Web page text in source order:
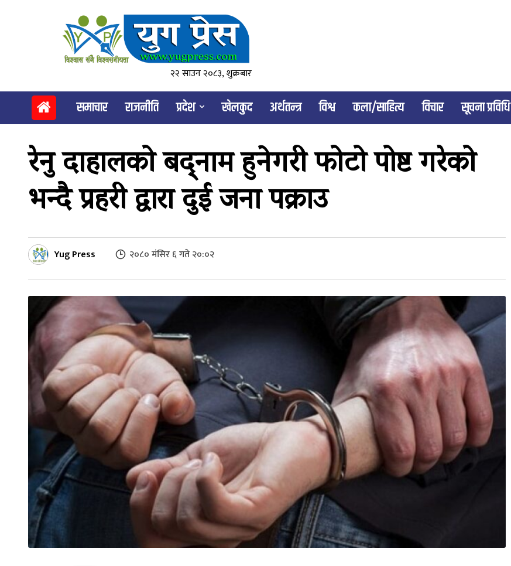
२२ साउन २०८३, शुक्रबार
समाचार राजनीति प्रदेश खेलकुद अर्थतन्त्र विश्व कला/साहित्य विचार सूचना प्रविधि
रेनु दाहालको बद्‍नाम हुनेगरी फोटो पोष्ट गरेको
भन्दै प्रहरी द्वारा दुई जना पक्राउ
Yug Press २०८० मंसिर ६ गते २०:०२